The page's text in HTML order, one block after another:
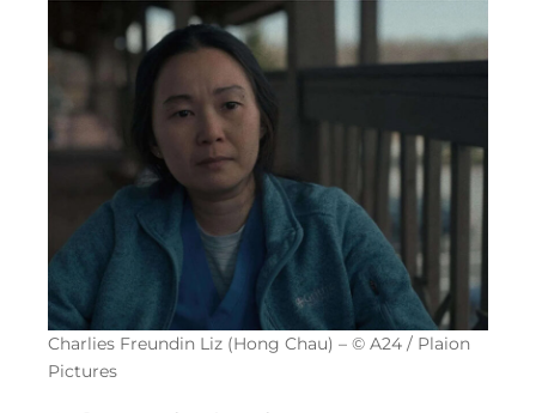
Charlies Freundin Liz (Hong Chau) – © A24 / Plaion
Pictures